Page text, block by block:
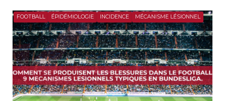
FOOTBALL ÉPIDÉMIOLOGIE INCIDENCE MÉCANISME LÉSIONNEL